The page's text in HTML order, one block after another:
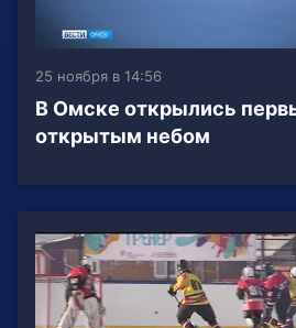
25 ноября в 14:56
В Омске открылись
открытым небом